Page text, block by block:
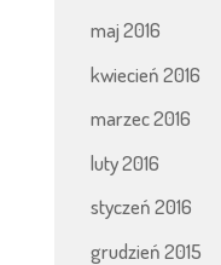
maj 2016
kwiecień 2016
marzec 2016
luty 2016
styczeń 2016
grudzień 2015